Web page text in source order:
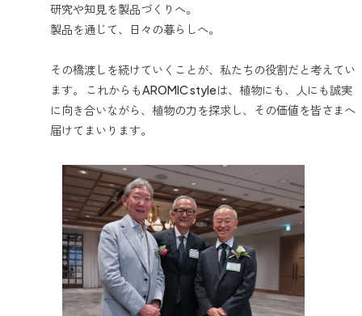
研究や知見を製品づくりへ。
製品を通じて、日々の暮らしへ。
その橋渡しを続けていくことが、私たちの役割だと考えてい
ます。 これからもAROMIC styleは、植物にも、人にも誠実
に向き合いながら、植物の力を探求し、その価値を皆さまへ
届けてまいります。